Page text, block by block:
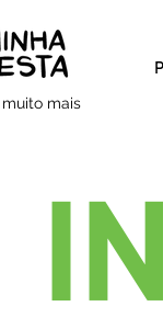
mais